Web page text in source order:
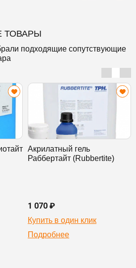
ТОВАРЫ
подходящие сопутствующие
Акрилатный гель
Раббертайт (Rubbertite)
1 070 ₽
Купить в один клик
Подробнее